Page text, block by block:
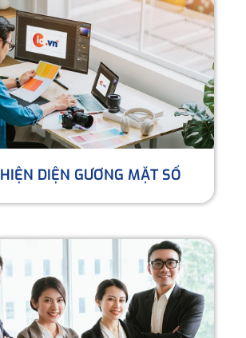
HIỆN DIỆN GƯƠNG MẶT SỐ